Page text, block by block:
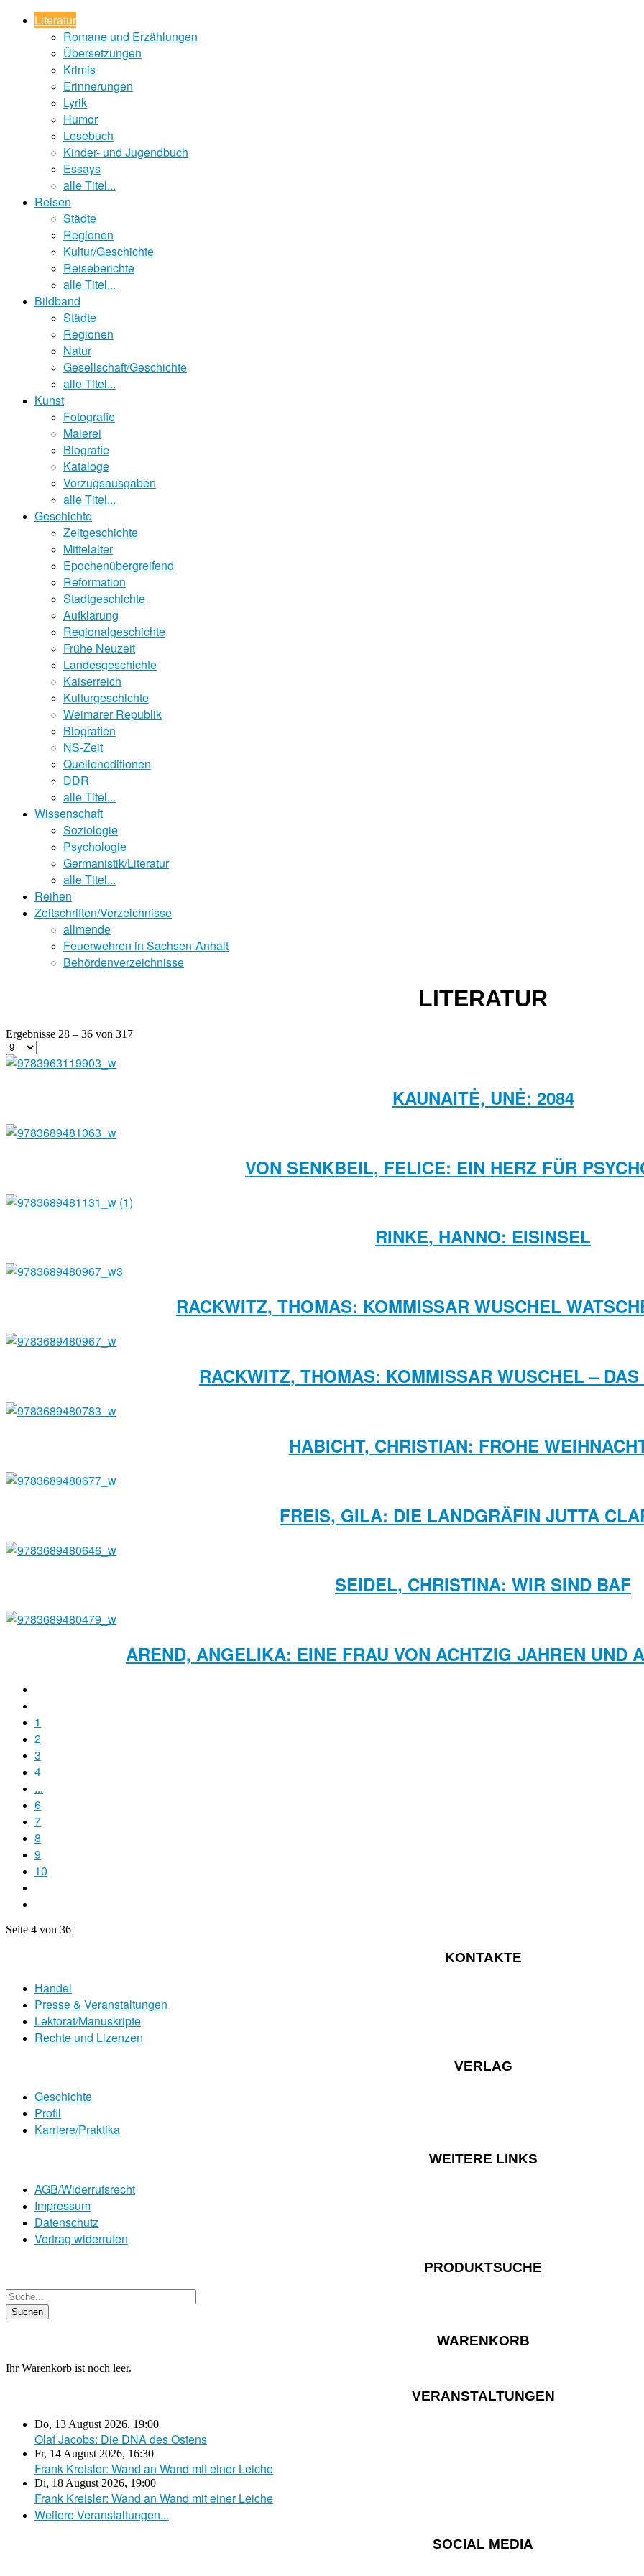
Literatur
Romane und Erzählungen
Übersetzungen
Krimis
Erinnerungen
Lyrik
Humor
Lesebuch
Kinder- und Jugendbuch
Essays
alle Titel...
Reisen
Städte
Regionen
Kultur/Geschichte
Reiseberichte
alle Titel...
Bildband
Städte
Regionen
Natur
Gesellschaft/Geschichte
alle Titel...
Kunst
Fotografie
Malerei
Biografie
Kataloge
Vorzugsausgaben
alle Titel...
Geschichte
Zeitgeschichte
Mittelalter
Epochenübergreifend
Reformation
Stadtgeschichte
Aufklärung
Regionalgeschichte
Frühe Neuzeit
Landesgeschichte
Kaiserreich
Kulturgeschichte
Weimarer Republik
Biografien
NS-Zeit
Quelleneditionen
DDR
alle Titel...
Wissenschaft
Soziologie
Psychologie
Germanistik/Literatur
alle Titel...
Reihen
Zeitschriften/Verzeichnisse
allmende
Feuerwehren in Sachsen-Anhalt
Behördenverzeichnisse
LITERATUR
Ergebnisse 28 – 36 von 317
KAUNAITĖ, UNĖ: 2084
VON SENKBEIL, FELICE: EIN HERZ FÜR
RINKE, HANNO: EISINSEL
RACKWITZ, THOMAS: KOMMISSAR WUSCHEL
RACKWITZ, THOMAS: KOMMISSAR WUSCHEL –
HABICHT, CHRISTIAN: FROHE
FREIS, GILA: DIE LANDGRÄFIN JUTTA
SEIDEL, CHRISTINA: WIR SIND BAF
AREND, ANGELIKA: EINE FRAU VON ACHTZIG JAHREN UND
1
2
3
4
...
6
7
8
9
10
Seite 4 von 36
KONTAKTE
Handel
Presse & Veranstaltungen
Lektorat/Manuskripte
Rechte und Lizenzen
VERLAG
Geschichte
Profil
Karriere/Praktika
WEITERE LINKS
AGB/Widerrufsrecht
Impressum
Datenschutz
Vertrag widerrufen
PRODUKTSUCHE
WARENKORB
Ihr Warenkorb ist noch leer.
VERANSTALTUNGEN
Do, 13 August 2026, 19:00
Olaf Jacobs: Die DNA des Ostens
Fr, 14 August 2026, 16:30
Frank Kreisler: Wand an Wand mit einer Leiche
Di, 18 August 2026, 19:00
Frank Kreisler: Wand an Wand mit einer Leiche
Weitere Veranstaltungen...
SOCIAL MEDIA